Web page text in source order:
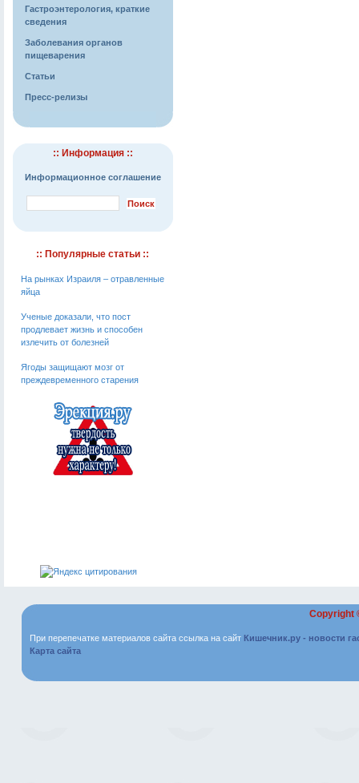
Гастроэнтерология, краткие
сведения
Заболевания органов
пищеварения
Статьи
Пресс-релизы
:: Информация ::
Информационное соглашение
:: Популярные статьи ::
На рынках Израиля – отравленные
яйца
Ученые доказали, что пост
продлевает жизнь и способен
излечить от болезней
Ягоды защищают мозг от
преждевременного старения
Copyright
При перепечатке материалов сайта ссылка на сайт Кишечник.ру - новости
Карта сайта